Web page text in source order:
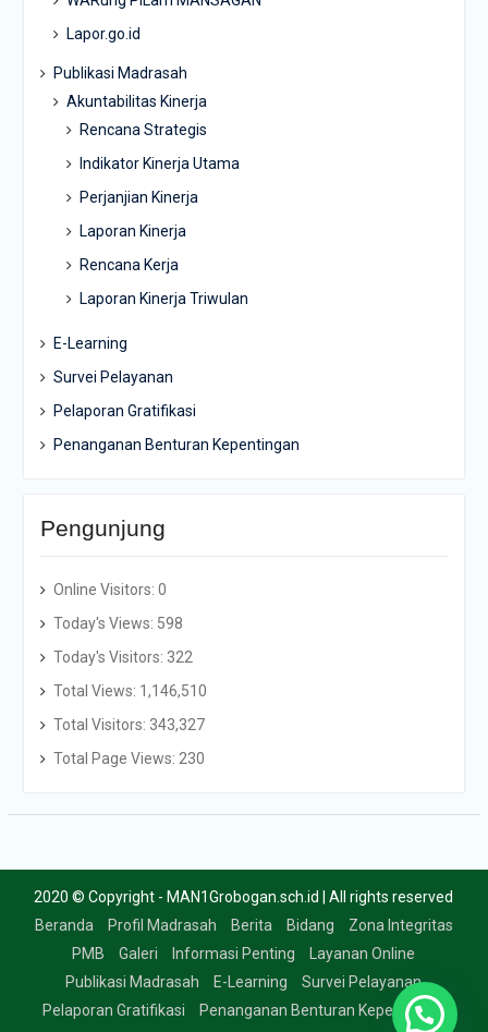
Lapor.go.id
Publikasi Madrasah
Akuntabilitas Kinerja
Rencana Strategis
Indikator Kinerja Utama
Perjanjian Kinerja
Laporan Kinerja
Rencana Kerja
Laporan Kinerja Triwulan
E-Learning
Survei Pelayanan
Pelaporan Gratifikasi
Penanganan Benturan Kepentingan
Pengunjung
Online Visitors: 0
Today's Views: 598
Today's Visitors: 322
Total Views: 1,146,510
Total Visitors: 343,327
Total Page Views: 230
2020 © Copyright - MAN1Grobogan.sch.id | All rights reserved
Beranda
Profil Madrasah Berita Bidang
Zona Integritas
PMB
Galeri Informasi Penting
Layanan Online
Publikasi Madrasah
E-Learning
Survei Pelayanan
Pelaporan Gratifikasi
Penanganan Benturan Kepentingan